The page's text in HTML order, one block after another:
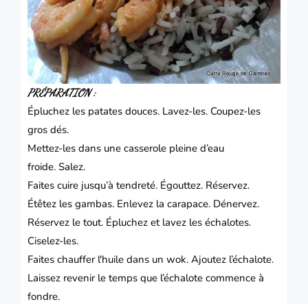
PRÉPARATION :
Épluchez les patates douces. Lavez-les. Coupez-les
gros dés.
Mettez-les dans une casserole pleine d’eau
froide. Salez.
Faites cuire jusqu’à tendreté. Égouttez. Réservez.
Étêtez les gambas. Enlevez la carapace. Dénervez.
Réservez le tout. Épluchez et lavez les échalotes.
Ciselez-les.
Faites chauffer l'huile dans un wok. Ajoutez l’échalote.
Laissez revenir le temps que l’échalote commence à
fondre.